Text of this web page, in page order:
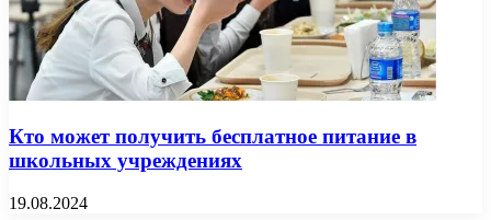
Кто может получить бесплатное питание в
школьных учреждениях
19.08.2024